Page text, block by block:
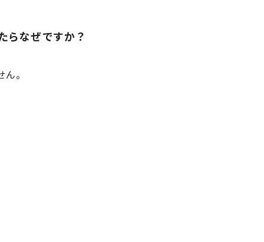
らなぜですか？
。